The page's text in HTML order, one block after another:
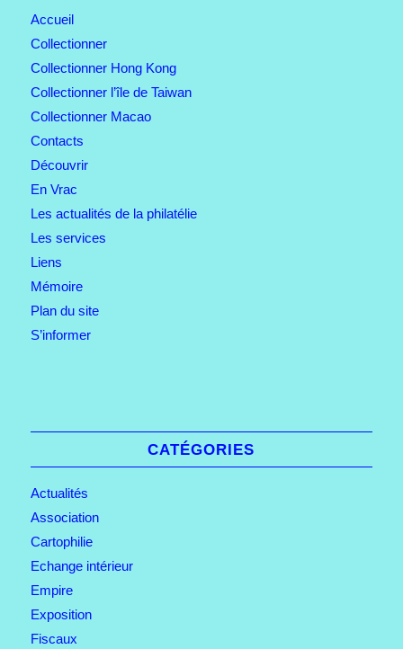
Accueil
Collectionner
Collectionner Hong Kong
Collectionner l’île de Taiwan
Collectionner Macao
Contacts
Découvrir
En Vrac
Les actualités de la philatélie
Les services
Liens
Mémoire
Plan du site
S’informer
CATÉGORIES
Actualités
Association
Cartophilie
Echange intérieur
Empire
Exposition
Fiscaux